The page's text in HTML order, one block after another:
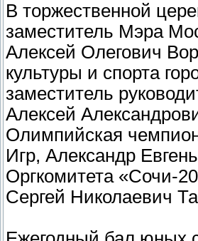
В торжественной
заместитель Мэра
Алексей Олегович
культуры и спорта
заместитель
Алексей
Олимпийская
Игр, Александр
Оргкомитета «Сочи-
Сергей Николаевич